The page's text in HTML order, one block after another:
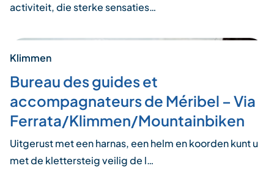
activiteit, die sterke sensaties…
Klimmen
Bureau des guides et
accompagnateurs de Méribel – Via
Ferrata/Klimmen/Mountainbiken
Uitgerust met een harnas, een helm en koorden kunt u
met de klettersteig veilig de l…